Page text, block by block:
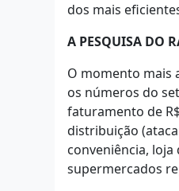
dos mais
A PESQUISA DO
O momento mais
os números do
faturamento de
distribuição
conveniência,
supermercados